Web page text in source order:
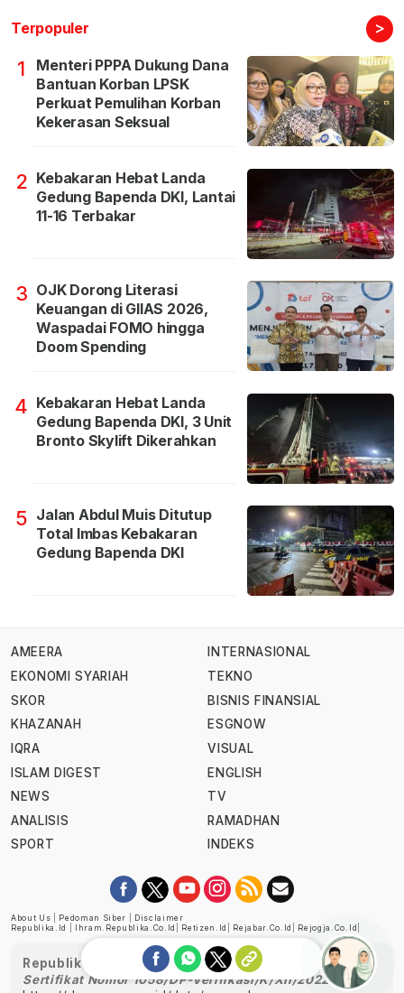
Terpopuler >
1
Menteri PPPA Dukung Dana
Bantuan Korban LPSK
Perkuat Pemulihan Korban
Kekerasan Seksual
2 Kebakaran Hebat Landa
Gedung Bapenda DKI, Lantai
11-16 Terbakar
3 OJK Dorong Literasi
Keuangan di GIIAS 2026,
Waspadai FOMO hingga
Doom Spending
4 Kebakaran Hebat Landa
Gedung Bapenda DKI, 3 Unit
Bronto Skylift Dikerahkan
5 Jalan Abdul Muis Ditutup
Total Imbas Kebakaran
Gedung Bapenda DKI
AMEERA
EKONOMI SYARIAH
SKOR
KHAZANAH
IQRA
ISLAM DIGEST
NEWS
ANALISIS
SPORT
INTERNASIONAL
TEKNO
BISNIS FINANSIAL
ESGNOW
VISUAL
ENGLISH
TV
RAMADHAN
INDEKS
About Us Pedoman Siber
Disclaimer
Republika.id
Ihram.republika.co.id Retizen.id Rejabar.co.id Rejogja.co.id
Republika telah diverifikasi oleh Dewan Pers
Sertifikat Nomor 1058/DP-Verifikasi/K/XII/2022